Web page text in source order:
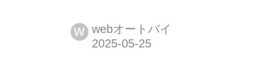
750」。この記事では同車と、後継モ
デルについて紹介していく。まとめ:オ
W webオートバイ